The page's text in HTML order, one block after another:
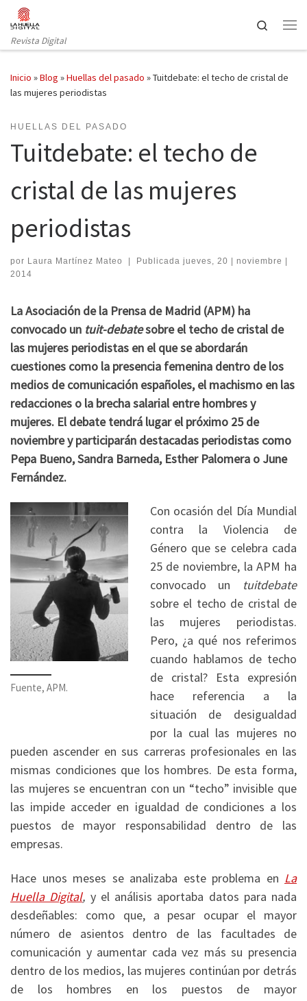
Saltar al contenido
Revista Digital
Search
Inicio »Blog »Huellas del pasado »Tuitdebate: el techo de cristal de
las mujeres periodistas
HUELLAS DEL PASADO
Tuitdebate: el techo de
cristal de las mujeres
periodistas
por Laura Martínez Mateo | Publicada jueves, 20 | noviembre |
2014
La Asociación de la Prensa de Madrid (APM) ha
convocado un tuit-debatesobre el techo de cristal de
las mujeres periodistas en el que se abordarán
cuestiones como la presencia femenina dentro de los
medios de comunicación españoles, el machismo en las
redacciones o la brecha salarial entre hombres y
mujeres. El debate tendrá lugar el próximo 25 de
noviembre y participarán destacadas periodistas como
Pepa Bueno, Sandra Barneda, Esther Palomera o June
Fernández.
Fuente, APM.
Con ocasión del Día Mundial
contra la Violencia de
Género que se celebra cada
25 de noviembre, la APM ha
convocado un tuitdebate
sobre el techo de cristal de
las mujeres periodistas.
Pero, ¿a qué nos referimos
cuando hablamos de techo
de cristal? Esta expresión
hace referencia a la
situación de desigualdad
por la cual las mujeres no
pueden ascender en sus carreras profesionales en las
mismas condiciones que los hombres. De esta forma,
las mujeres se encuentran con un “techo” invisible que
las impide acceder en igualdad de condiciones a los
puestos de mayor responsabilidad dentro de las
empresas.
Hace unos meses se analizaba este problema en La
Huella Digital, y el análisis aportaba datos para nada
desdeñables: como que, a pesar ocupar el mayor
número de asientos dentro de las facultades de
comunicación y aumentar cada vez más su presencia
dentro de los medios, las mujeres continúan por detrás
de los hombres en los puestos de mayor